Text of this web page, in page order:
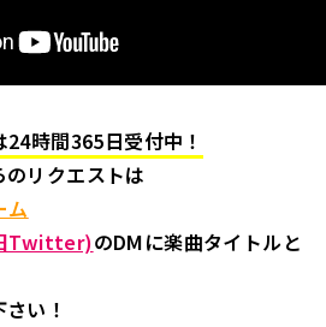
時間365日受付中！
リクエストは
ム
Twitter)のDMに楽曲タイトルと
い！